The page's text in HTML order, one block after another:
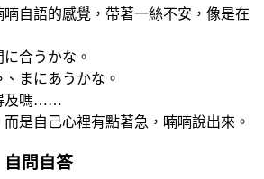
自語的感覺，帶著一絲不安，像是在
合うかな。
まにあうかな。
及嗎……
是自己心裡有點著急，喃喃說出來。
自問自答